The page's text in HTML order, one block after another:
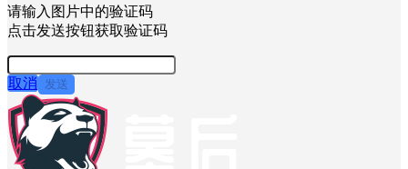
请输入图片中的验证码
点击发送按钮获取验证码
取消 发送